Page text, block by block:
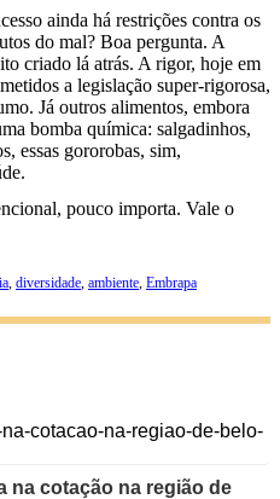
ainda há restrições contra os
do mal? Boa pergunta. A
criado lá atrás. A rigor, hoje em
a legislação super-rigorosa,
Já outros alimentos, embora
bomba química: salgadinhos,
essas gororobas, sim,
pouco importa. Vale o
, diversidade, ambiente, Embrapa
na cotação na região de